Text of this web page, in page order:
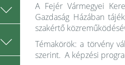
A Fejér Vármegyei
Gazdaság Házában
szakértő
Témakörök: a törvény
szerint. A képzési